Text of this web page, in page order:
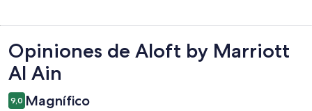
Opiniones
Opiniones de Aloft by Marriott
Al Ain
9,0 Magnífico